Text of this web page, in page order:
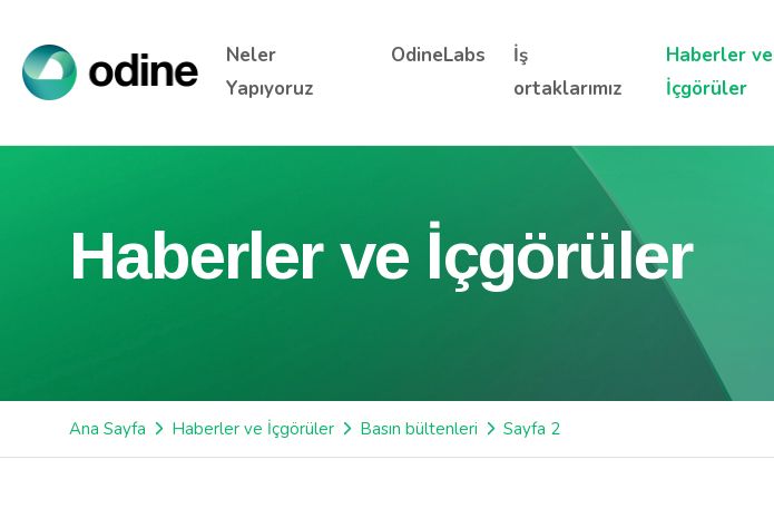
Neler
Yapıyoruz
OdineLabs
İş
ortaklarımız
Haberler ve
İçgörüler
Haberler ve İçgörüler
Ana Sayfa Haberler ve İçgörüler Basın bültenleri Sayfa 2